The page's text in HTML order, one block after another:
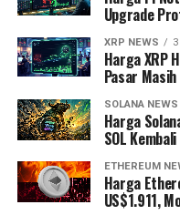
Upgrade
XRP NEWS
Harga XRP
Pasar
SOLANA NEWS
Harga
SOL
ETHEREUM
Harga
US$1.911,